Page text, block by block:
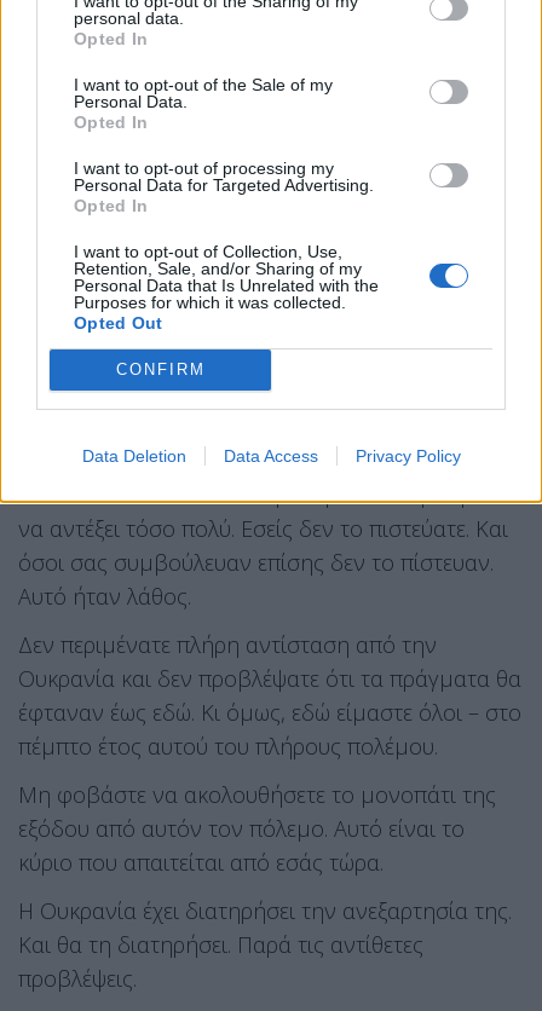
personal data.
Opted In
I want to opt-out of the Sale of my
Personal Data.
Opted In
I want to opt-out of processing my
Personal Data for Targeted Advertising.
Opted In
I want to opt-out of Collection, Use,
Retention, Sale, and/or Sharing of my
Personal Data that Is Unrelated with the
Purposes for which it was collected.
Opted Out
CONFIRM
Data Deletion Data Access Privacy Policy
Σημασία έχει επίσης ότι μεταθέτετε τακτικά, κάθε
λίγους μήνες, τις δικές σας προθεσμίες για την
κατάληψη των περιοχών μας – ιδιαίτερα της
καταλάβετε ούτε φέτος.
μόνιμο πόλεμο. Γνωρίζουμε πολύ καλά ότι η ζωή
χωρίς πόλεμο είναι απείρως καλύτερη. Και θέλουμε
να το πετύχουμε.
Είμαι πεπεισμένος ότι η πλειοψηφία των Ρώσων
θα ανταποκρινόταν θετικά σε αυτό επίσης – και το
γνωρίζετε.
Πολλοί δεν πίστευαν ότι η Ουκρανία θα μπορούσε
να αντέξει τόσο πολύ. Εσείς δεν το πιστεύατε. Και
όσοι σας συμβούλευαν επίσης δεν το πίστευαν.
Αυτό ήταν λάθος.
Δεν περιμένατε πλήρη αντίσταση από την
Ουκρανία και δεν προβλέψατε ότι τα πράγματα θα
έφταναν έως εδώ. Κι όμως, εδώ είμαστε όλοι – στο
πέμπτο έτος αυτού του πλήρους πολέμου.
Μη φοβάστε να ακολουθήσετε το μονοπάτι της
εξόδου από αυτόν τον πόλεμο. Αυτό είναι το
κύριο που απαιτείται από εσάς τώρα.
Η Ουκρανία έχει διατηρήσει την ανεξαρτησία της.
Και θα τη διατηρήσει. Παρά τις αντίθετες
προβλέψεις.